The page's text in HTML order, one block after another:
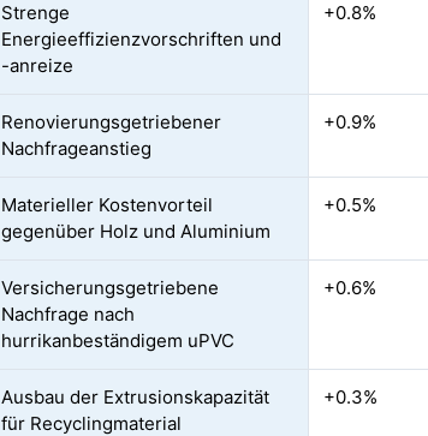
Strenge
Energieeffizienzvorschriften und
-anreize
+0.8%
Renovierungsgetriebener
Nachfrageanstieg
+0.9%
Materieller Kostenvorteil
gegenüber Holz und Aluminium
+0.5%
Versicherungsgetriebene
Nachfrage nach
hurrikanbeständigem uPVC
+0.6%
Ausbau der Extrusionskapazität
für Recyclingmaterial
+0.3%